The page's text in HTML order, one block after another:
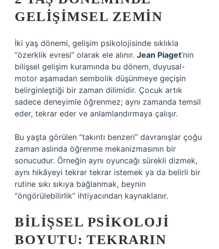
GELIŞIMSEL ZEMIN
İki yaş dönemi, gelişim psikolojisinde sıklıkla
“özerklik evresi” olarak ele alınır. Jean Piaget’nin
bilişsel gelişim kuramında bu dönem, duyusal-
motor aşamadan sembolik düşünmeye geçişin
belirginleştiği bir zaman dilimidir. Çocuk artık
sadece deneyimle öğrenmez; aynı zamanda temsil
eder, tekrar eder ve anlamlandırmaya çalışır.
Bu yaşta görülen “takıntı benzeri” davranışlar çoğu
zaman aslında öğrenme mekanizmasının bir
sonucudur. Örneğin aynı oyuncağı sürekli dizmek,
aynı hikâyeyi tekrar tekrar istemek ya da belirli bir
rutine sıkı sıkıya bağlanmak, beynin
“öngörülebilirlik” ihtiyacından kaynaklanır.
BILIŞSEL PSIKOLOJI
BOYUTU: TEKRARIN